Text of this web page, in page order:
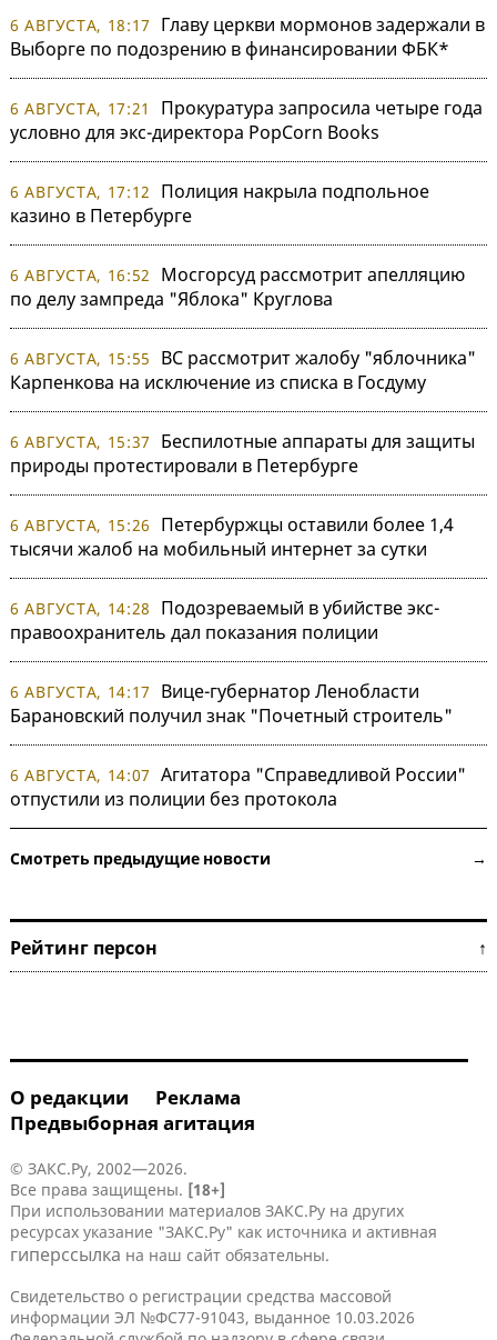
6 АВГУСТА, 18:17
Главу церкви мормонов задержали в
Выборге по подозрению в финансировании ФБК*
6 АВГУСТА, 17:21
Прокуратура запросила четыре года
условно для экс-директора PopCorn Books
6 АВГУСТА, 17:12
Полиция накрыла подпольное
казино в Петербурге
6 АВГУСТА, 16:52
Мосгорсуд рассмотрит апелляцию
по делу зампреда "Яблока" Круглова
6 АВГУСТА, 15:55
ВС рассмотрит жалобу "яблочника"
Карпенкова на исключение из списка в Госдуму
6 АВГУСТА, 15:37
Беспилотные аппараты для защиты
природы протестировали в Петербурге
6 АВГУСТА, 15:26
Петербуржцы оставили более 1,4
тысячи жалоб на мобильный интернет за сутки
6 АВГУСТА, 14:28
Подозреваемый в убийстве экс-
правоохранитель дал показания полиции
6 АВГУСТА, 14:17
Вице-губернатор Ленобласти
Барановский получил знак "Почетный строитель"
6 АВГУСТА, 14:07 Агитатора "Справедливой России"
отпустили из полиции без протокола
Смотреть предыдущие новости →
Рейтинг персон ↑
О редакции
Реклама
Предвыборная агитация
© ЗАКС.Ру, 2002—2026.
Все права защищены. [18+]
При использовании материалов ЗАКС.Ру на других
ресурсах указание "ЗАКС.Ру" как источника и активная
гиперссылка на наш сайт обязательны.
Свидетельство о регистрации средства массовой
информации ЭЛ №ФС77-91043, выданное 10.03.2026